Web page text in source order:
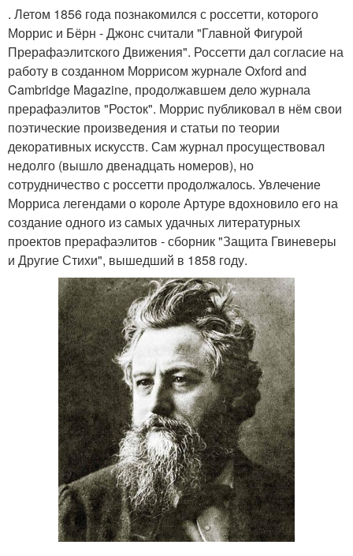
. Летом 1856 года познакомился с россетти, которого
Моррис и Бёрн - Джонс считали "Главной Фигурой
Прерафаэлитского Движения". Россетти дал согласие на
работу в созданном Моррисом журнале Oxford and
Cambridge Magazine, продолжавшем дело журнала
прерафаэлитов "Росток". Моррис публиковал в нём свои
поэтические произведения и статьи по теории
декоративных искусств. Сам журнал просуществовал
недолго (вышло двенадцать номеров), но
сотрудничество с россетти продолжалось. Увлечение
Морриса легендами о короле Артуре вдохновило его на
создание одного из самых удачных литературных
проектов прерафаэлитов - сборник "Защита Гвиневеры
и Другие Стихи", вышедший в 1858 году.